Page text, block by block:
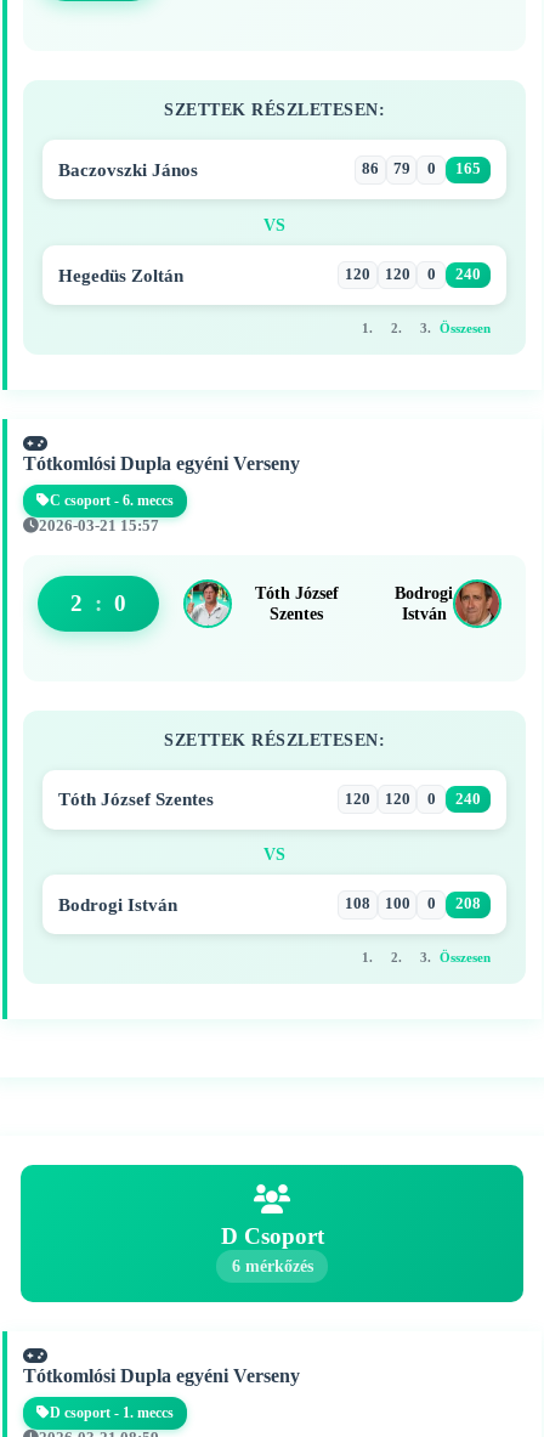
SZETTEK RÉSZLETESEN:
Baczovszki János 86 79 0 165
VS
Hegedüs Zoltán 120 120 0 240
1. 2. 3. Összesen
Tótkomlósi Dupla egyéni Verseny
C csoport - 6. meccs
2026-03-21 15:57
Tóth József
Szentes
2 : 0
Bodrogi
István
SZETTEK RÉSZLETESEN:
Tóth József Szentes 120 120 0 240
VS
Bodrogi István 108 100 0 208
1. 2. 3. Összesen
D Csoport
6 mérkőzés
Tótkomlósi Dupla egyéni Verseny
D csoport - 1. meccs